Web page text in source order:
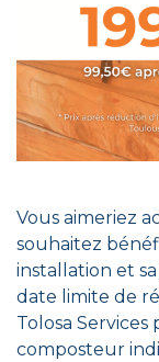
Vous aimeriez
souhaitez
installation et
date limite de
Tolosa
composteur